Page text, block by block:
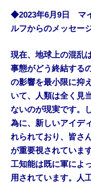
◆2023年6月9日 マ
ルフからのメッセー
現在、地球上の混乱
事態がどう終結する
の影響を最小限に抑
いて、人類は全く見
ないのが現実です。
為に、新しいアイデ
れられており、皆さ
が重要視されていま
工知能は既に軍によ
用されています。人